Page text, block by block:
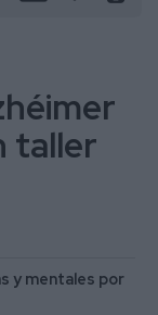
taller
y mentales por